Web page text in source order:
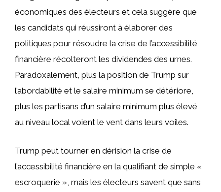
économiques des électeurs et cela suggère que
les candidats qui réussiront à élaborer des
politiques pour résoudre la crise de l’accessibilité
financière récolteront les dividendes des urnes.
Paradoxalement, plus la position de Trump sur
l’abordabilité et le salaire minimum se détériore,
plus les partisans d’un salaire minimum plus élevé
au niveau local voient le vent dans leurs voiles.
Trump peut tourner en dérision la crise de
l’accessibilité financière en la qualifiant de simple «
escroquerie », mais les électeurs savent que sans